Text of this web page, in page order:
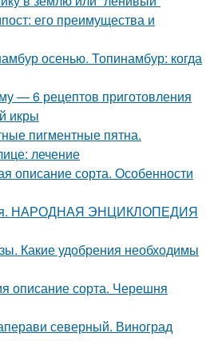
его преимущества и
осенью. Топинамбур: когда
— 6 рецептов приготовления
икры
пигментные пятна.
лечение
описание сорта. Особенности
НАРОДНАЯ ЭНЦИКЛОПЕДИЯ
Какие удобрения необходимы
описание сорта. Черешня
северный. Виноград